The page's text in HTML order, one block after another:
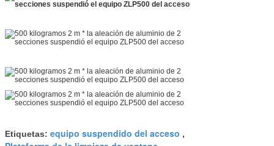
Etiquetas: equipo suspendido del acceso ,